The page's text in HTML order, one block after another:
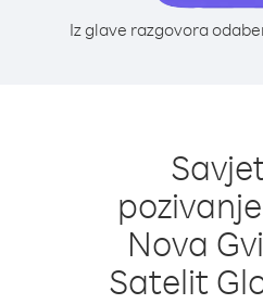
Iz glave razgovora
Nova
Satelit